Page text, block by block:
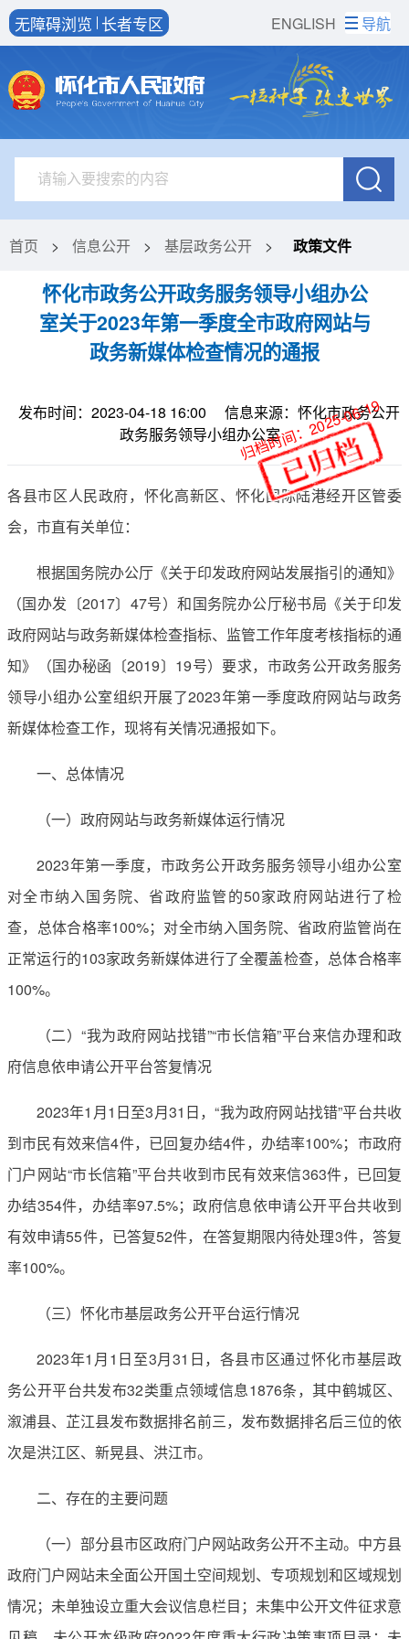
ENGLISH
无障碍浏览 长者专区 导航
首页 > 信息公开 > 基层政务公开 > 政策文件
怀化市政务公开政务服务领导小组办公
室关于2023年第一季度全市政府网站与
政务新媒体检查情况的通报
发布时间：2023-04-18 16:00
信息来源：怀化市政务公开
政务服务领导小组办公室
各县市区人民政府，怀化高新区、怀化国际陆港经开区管委
会，市直有关单位：
根据国务院办公厅《关于印发政府网站发展指引的通知》
（国办发〔2017〕47号）和国务院办公厅秘书局《关于印发
政府网站与政务新媒体检查指标、监管工作年度考核指标的通
知》（国办秘函〔2019〕19号）要求，市政务公开政务服务
领导小组办公室组织开展了2023年第一季度政府网站与政务
新媒体检查工作，现将有关情况通报如下。
一、总体情况
（一）政府网站与政务新媒体运行情况
2023年第一季度，市政务公开政务服务领导小组办公室
对全市纳入国务院、省政府监管的50家政府网站进行了检
查，总体合格率100%；对全市纳入国务院、省政府监管尚在
正常运行的103家政务新媒体进行了全覆盖检查，总体合格率
100%。
（二）“我为政府网站找错”“市长信箱”平台来信办理和政
府信息依申请公开平台答复情况
2023年1月1日至3月31日，“我为政府网站找错”平台共收
到市民有效来信4件，已回复办结4件，办结率100%；市政府
门户网站“市长信箱”平台共收到市民有效来信363件，已回复
办结354件，办结率97.5%；政府信息依申请公开平台共收到
有效申请55件，已答复52件，在答复期限内待处理3件，答复
率100%。
（三）怀化市基层政务公开平台运行情况
2023年1月1日至3月31日，各县市区通过怀化市基层政
务公开平台共发布32类重点领域信息1876条，其中鹤城区、
溆浦县、芷江县发布数据排名前三，发布数据排名后三位的依
次是洪江区、新晃县、洪江市。
二、存在的主要问题
（一）部分县市区政府门户网站政务公开不主动。中方县
政府门户网站未全面公开国土空间规划、专项规划和区域规划
情况；未单独设立重大会议信息栏目；未集中公开文件征求意
归档时间：2025-06-19